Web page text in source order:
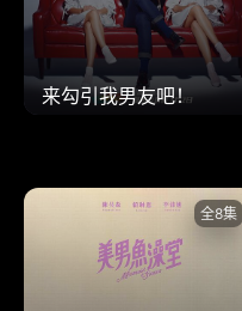
来勾引我男友吧！
全8集